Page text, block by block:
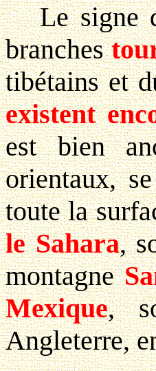
Le signe
branches
tibétains et
existent
est bien
orientaux,
toute la
le Sahara,
montagne
Mexique,
Angleterre,